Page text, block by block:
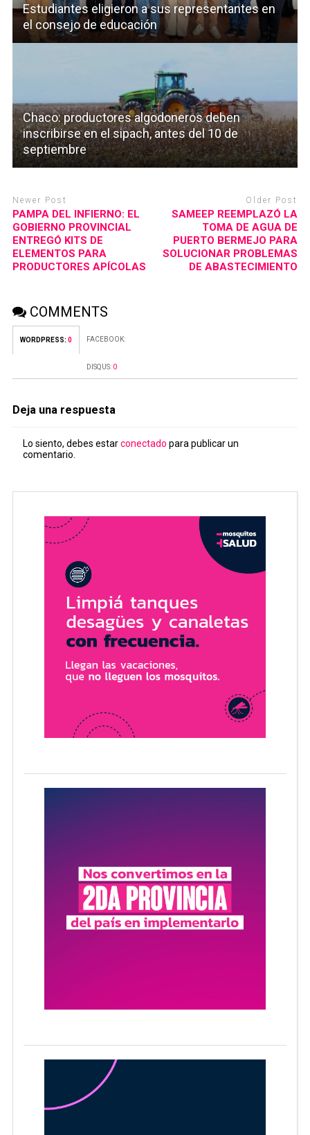
Estudiantes eligieron a sus representantes en
el consejo de educación
Chaco: productores algodoneros deben
inscribirse en el sipach, antes del 10 de
septiembre
Newer Post
PAMPA DEL INFIERNO: EL
GOBIERNO PROVINCIAL
ENTREGÓ KITS DE
ELEMENTOS PARA
PRODUCTORES APÍCOLAS
Older Post
SAMEEP REEMPLAZÓ LA
TOMA DE AGUA DE
PUERTO BERMEJO PARA
SOLUCIONAR PROBLEMAS
DE ABASTECIMIENTO
COMMENTS
WORDPRESS: 0 FACEBOOK:
DISQUS: 0
Deja una respuesta
Lo siento, debes estarconectado para publicar un
comentario.